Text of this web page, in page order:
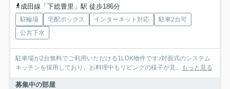
成田線「下総豊里」駅 徒歩186分
駐輪場 宅配ボックス インターネット対応
駐車2台可
公共下水
駐車場が2台無料でご利用いただける1LDK物件です♪対面式のシステム
キッチンを採用しており、お料理中もリビングの様子が見...
もっと見る
募集中の部屋